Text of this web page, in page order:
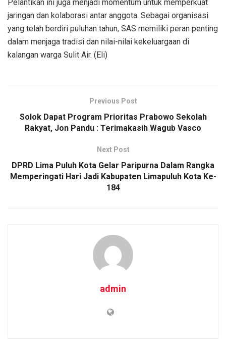
Pelantikan ini juga menjadi momentum untuk memperkuat
jaringan dan kolaborasi antar anggota. Sebagai organisasi
yang telah berdiri puluhan tahun, SAS memiliki peran penting
dalam menjaga tradisi dan nilai-nilai kekeluargaan di
kalangan warga Sulit Air. (Eli)
Previous Post
Solok Dapat Program Prioritas Prabowo Sekolah
Rakyat, Jon Pandu : Terimakasih Wagub Vasco
Next Post
DPRD Lima Puluh Kota Gelar Paripurna Dalam Rangka
Memperingati Hari Jadi Kabupaten Limapuluh Kota Ke-
184
admin